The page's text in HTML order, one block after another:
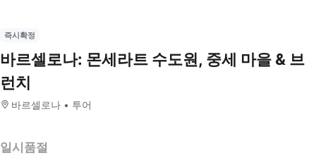
즉시확정
바르셀로나: 몬세라트 수도원, 중세 마을 & 브
런치
바르셀로나 투어
일시품절